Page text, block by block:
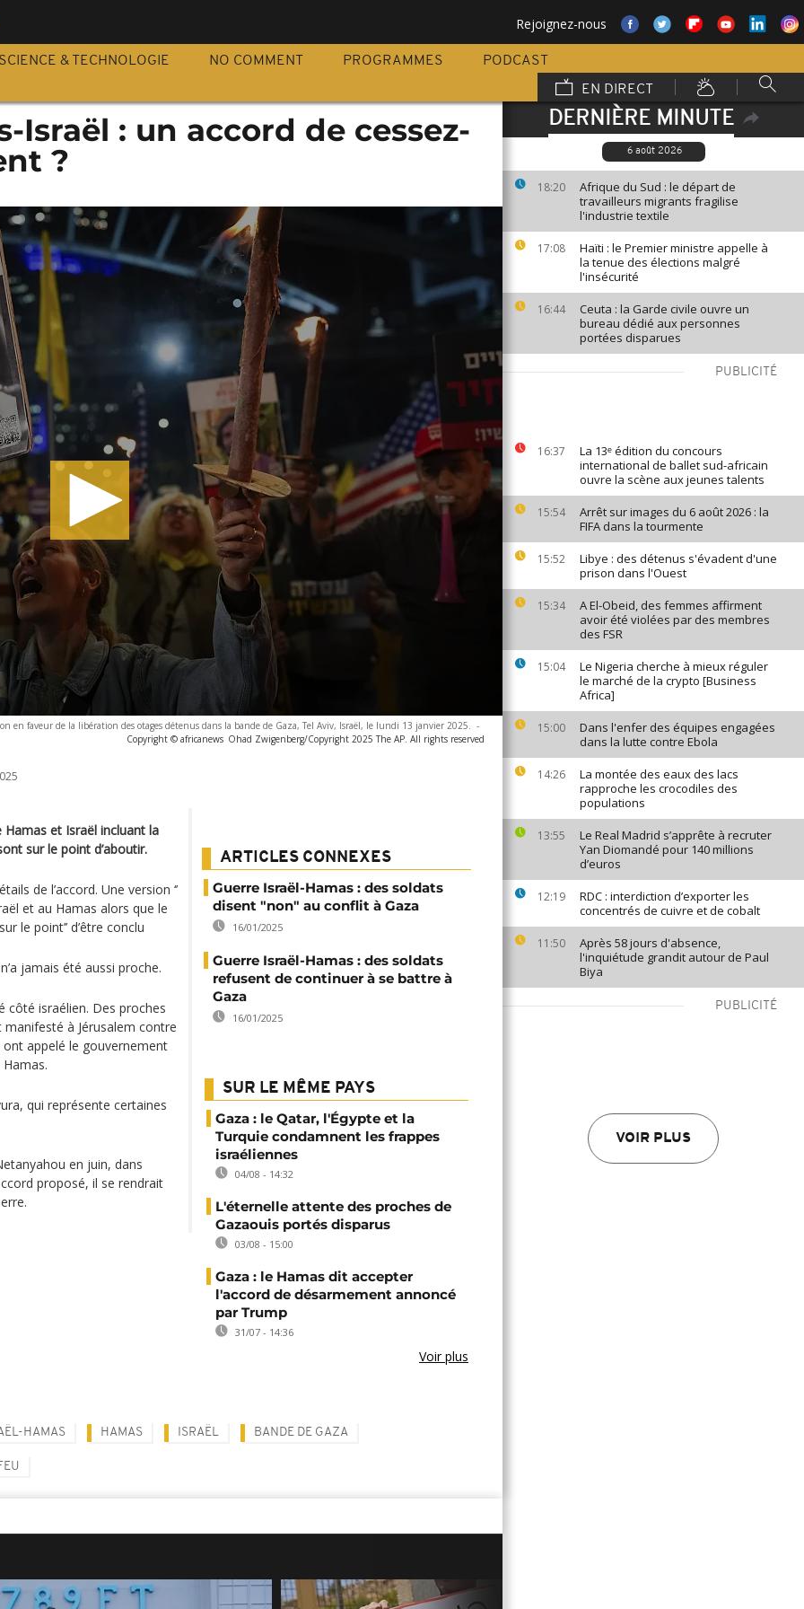
Rejoignez-nous
SCIENCE & TECHNOLOGIE NO COMMENT PROGRAMMES
PODCAST
EN DIRECT
DERNIÈRE MINUTE
6 août 2026
18:20
Afrique du Sud : le départ de
travailleurs migrants fragilise
l'industrie textile
17:08
Haïti : le Premier ministre appelle à
la tenue des élections malgré
l'insécurité
16:44
Ceuta : la Garde civile ouvre un
bureau dédié aux personnes
portées disparues
PUBLICITÉ
16:37
La 13ᵉ édition du concours
international de ballet sud-africain
ouvre la scène aux jeunes talents
15:54
Arrêt sur images du 6 août 2026 : la
FIFA dans la tourmente
15:52
Libye : des détenus s'évadent d'une
prison dans l'Ouest
15:34
A El-Obeid, des femmes affirment
avoir été violées par des membres
des FSR
15:04
Le Nigeria cherche à mieux réguler
le marché de la crypto [Business
Africa]
15:00
Dans l'enfer des équipes engagées
dans la lutte contre Ebola
14:26
La montée des eaux des lacs
rapproche les crocodiles des
populations
13:55
Le Real Madrid s’apprête à recruter
Yan Diomandé pour 140 millions
d’euros
12:19
RDC : interdiction d’exporter les
concentrés de cuivre et de cobalt
11:50
Après 58 jours d'absence,
l'inquiétude grandit autour de Paul
Biya
PUBLICITÉ
VOIR PLUS
Israël : un accord de cessez-
?
en faveur de la libération des otages détenus dans la bande de Gaza, Tel Aviv, Israël, le lundi 13 janvier 2025. -
Copyright © africanews Ohad Zwigenberg/Copyright 2025 The AP. All rights reserved
et Israël incluant la
sur le point d’aboutir.
de l’accord. Une version ‘’
et au Hamas alors que le
le point’’ d’être conclu
jamais été aussi proche.
côté israélien. Des proches
à Jérusalem contre
ont appelé le gouvernement
qui représente certaines
en juin, dans
proposé, il se rendrait
ARTICLES CONNEXES
Guerre Israël-Hamas : des soldats
disent "non" au conflit à Gaza
16/01/2025
Guerre Israël-Hamas : des soldats
refusent de continuer à se battre à
Gaza
16/01/2025
SUR LE MÊME PAYS
Gaza : le Qatar, l'Égypte et la
Turquie condamnent les frappes
israéliennes
04/08 - 14:32
L'éternelle attente des proches de
Gazaouis portés disparus
03/08 - 15:00
Gaza : le Hamas dit accepter
l'accord de désarmement annoncé
par Trump
31/07 - 14:36
Voir plus
HAMAS HAMAS ISRAËL BANDE DE GAZA